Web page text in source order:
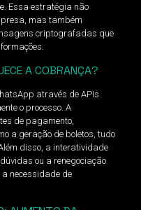
Essa estratégia não
mas também
criptografadas que
A COBRANÇA?
através de APIs
o processo. A
de pagamento,
a geração de boletos, tudo
disso, a interatividade
ou a renegociação
a necessidade de